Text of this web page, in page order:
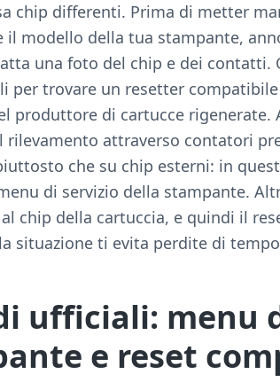
chip differenti. Prima di metter
il modello della tua stampante,
una foto del chip e dei contatti.
per trovare un resetter
produttore di cartucce
rilevamento attraverso contatori
che su chip esterni: in
menu di servizio della stampante.
chip della cartuccia, e quindi il
situazione ti evita perdite di
ufficiali: menu
e reset